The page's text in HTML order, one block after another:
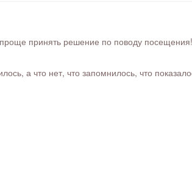
принять решение по поводу посещения!
а что нет, что запомнилось, что